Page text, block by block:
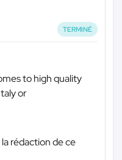
TERMINÉ
to high quality
or
rédaction de ce